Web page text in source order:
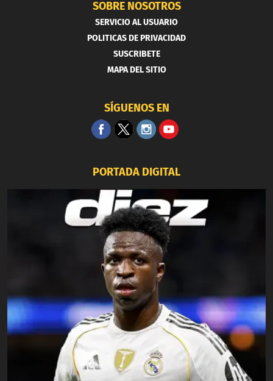
SOBRE NOSOTROS
SERVICIO AL USUARIO
POLITICAS DE PRIVACIDAD
SUSCRIBETE
MAPA DEL SITIO
SÍGUENOS EN
PORTADA DIGITAL